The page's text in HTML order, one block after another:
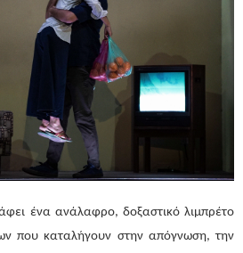
ένα ανάλαφρο, δοξαστικό λιμπρέτο
που καταλήγουν στην απόγνωση, την